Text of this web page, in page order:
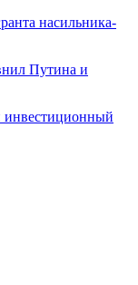
насильника-
Путина и
инвестиционный